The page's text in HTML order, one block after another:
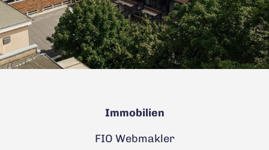
Immobilien
FIO Webmakler